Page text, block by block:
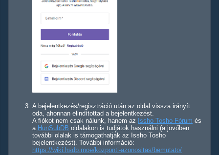
A bejelentkezés/regisztráció után az oldal vissza irányít
oda, ahonnan elindítottad a bejelentkezést.
A fiókot nem csak nálunk, hanem az Issho Tosho Fórum és
a HunSubDB oldalakon is tudjátok használni (a jövőben
további olalak is támogathatják az Issho Tosho
bejelentkezést). További információ:
https://wiki.hsdb.moe/kozponti-azonositas/bemutato/